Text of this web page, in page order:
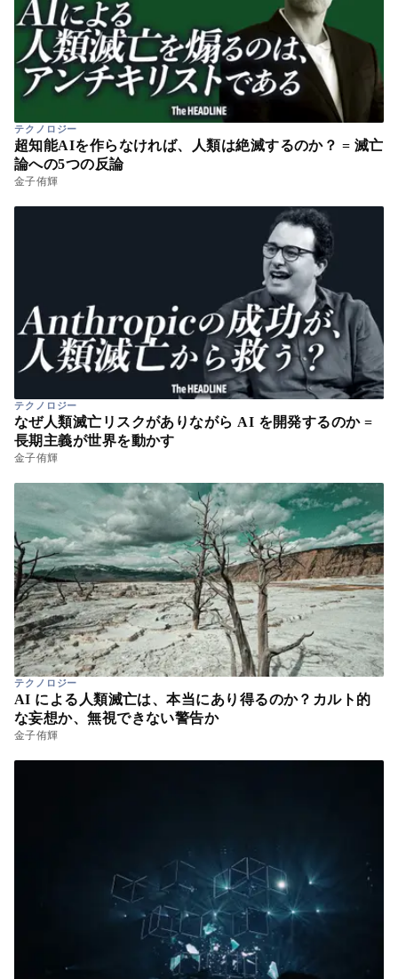
テクノロジー
超知能AIを作らなければ、人類は絶滅するのか？ = 滅亡
論への5つの反論
金子侑輝
テクノロジー
なぜ人類滅亡リスクがありながら AI を開発するのか =
長期主義が世界を動かす
金子侑輝
テクノロジー
AI による人類滅亡は、本当にあり得るのか？カルト的
な妄想か、無視できない警告か
金子侑輝